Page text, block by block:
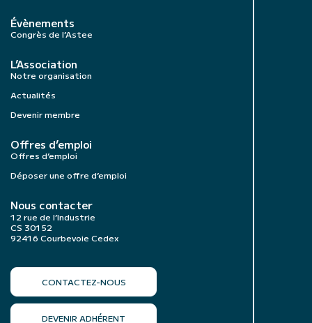
Évènements
Congrès de l’Astee
L’Association
Notre organisation
Actualités
Devenir membre
Offres d’emploi
Offres d’emploi
Déposer une offre d’emploi
Nous contacter
12 rue de l’Industrie
CS 30152
92416 Courbevoie Cedex
CONTACTEZ-NOUS
DEVENIR ADHÉRENT